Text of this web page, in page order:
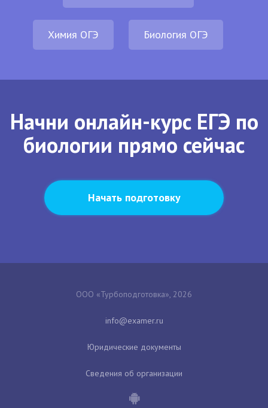
Химия ОГЭ Биология ОГЭ
Начни онлайн-курс ЕГЭ по
биологии прямо сейчас
Начать подготовку
ООО «Турбоподготовка», 2026
Юридические документы
Сведения об организации